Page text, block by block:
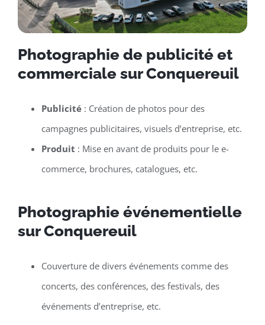
Photographie de publicité et
commerciale sur Conquereuil
Publicité: Création de photos pour des
campagnes publicitaires, visuels d’entreprise, etc.
Produit : Mise en avant de produits pour le e-
commerce, brochures, catalogues, etc.
Photographie événementielle
sur Conquereuil
Couverture de divers événements comme des
concerts, des conférences, des festivals, des
événements d’entreprise, etc.